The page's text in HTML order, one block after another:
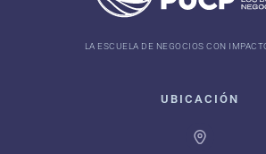
LA ESCUELA DE NEGOCIOS CON
UBICACIÓN